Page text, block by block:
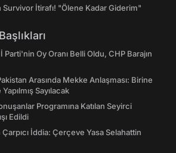
İtirafı! "Ölene Kadar Giderim"
Oy Oranı Belli Oldu, CHP Barajın
Arasında Mekke Anlaşması: Birine
Sayılacak
Programına Katılan Seyirci
Edildi
İddia: Çerçeve Yasa Selahattin